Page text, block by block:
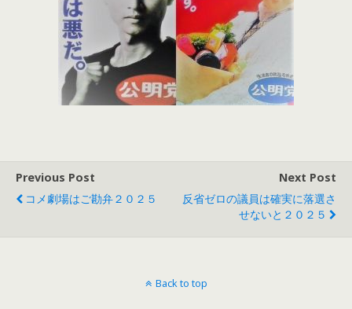
Previous Post
コメ劇場はご勘弁２０２５
Next Post
反省ゼロの議員は確実に落選さ
せないと２０２５
Back to top